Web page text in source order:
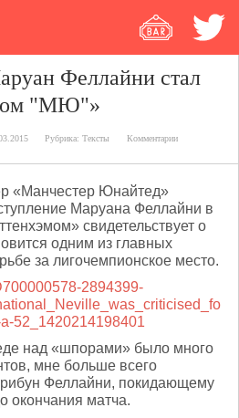
Феллайни стал
"МЮ"»
Рубрика: Тексты Комментарии
«Манчестер Юнайтед»
Маруана Феллайни в
свидетельствует о
одним из главных
за лигочемпионское место.
над «шпорами» было много
мне больше всего
Феллайни, покидающему
окончания матча.